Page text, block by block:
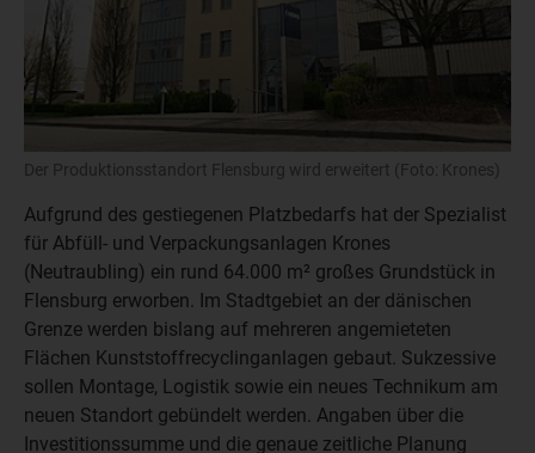
Der Produktionsstandort Flensburg wird erweitert (Foto: Krones)
Aufgrund des gestiegenen Platzbedarfs hat der Spezialist
für Abfüll- und Verpackungsanlagen Krones
(Neutraubling) ein rund 64.000 m² großes Grundstück in
Flensburg erworben. Im Stadtgebiet an der dänischen
Grenze werden bislang auf mehreren angemieteten
Flächen Kunststoffrecyclinganlagen gebaut. Sukzessive
sollen Montage, Logistik sowie ein neues Technikum am
neuen Standort gebündelt werden. Angaben über die
Investitionssumme und die genaue zeitliche Planung